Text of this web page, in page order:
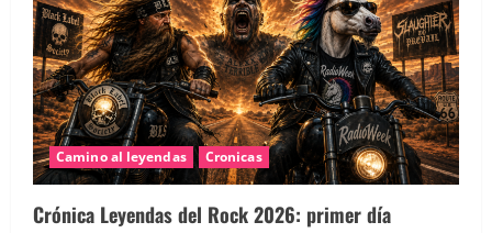
Camino al leyendas Cronicas
Crónica Leyendas del Rock 2026: primer día